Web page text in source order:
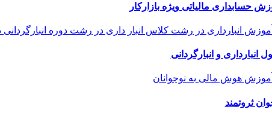
حسابداری مالیاتی ویژه بازارکار
انبارداری و انبارگردانی
ثروتمند